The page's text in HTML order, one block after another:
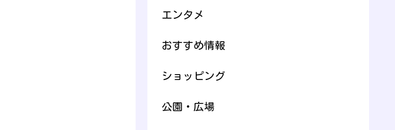
エンタメ
おすすめ情報
ショッピング
公園・広場